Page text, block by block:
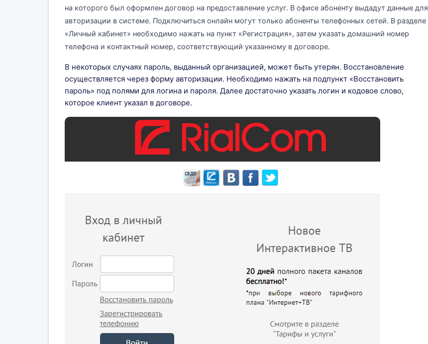
на которого был оформлен договор на предоставление услуг. В офисе абоненту выдадут данные для
авторизации в системе. Подключиться онлайн могут только абоненты телефонных сетей. В разделе
«Личный кабинет» необходимо нажать на пункт «Регистрация», затем указать домашний номер
телефона и контактный номер, соответствующий указанному в договоре.
В некоторых случаях пароль, выданный организацией, может быть утерян. Восстановление
осуществляется через форму авторизации. Необходимо нажать на подпункт «Восстановить
пароль» под полями для логина и пароля. Далее достаточно указать логин и кодовое слово,
которое клиент указал в договоре.